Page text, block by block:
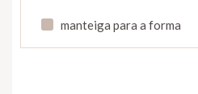
manteiga para a forma